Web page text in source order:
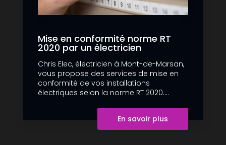
Mise en conformité norme RT
2020 par un électricien
Chris Elec, électricien à Mont-de-Marsan,
vous propose des services de mise en
conformité de vos installations
électriques selon la norme RT 2020....
En savoir plus